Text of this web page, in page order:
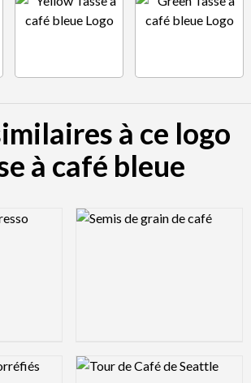
à ce logo
à café bleue
Logo Preview Image
Logo Preview Image